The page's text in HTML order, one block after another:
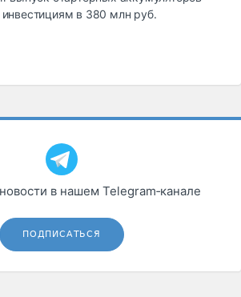
инвестициям в 380 млн руб.
в нашем Telegram‑канале
ПОДПИСАТЬСЯ